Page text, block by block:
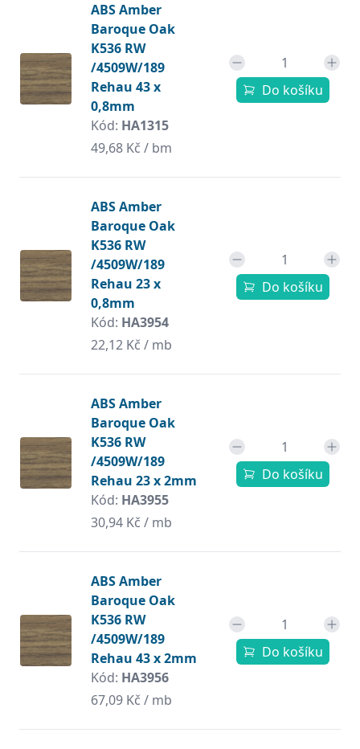
ABS Amber
Baroque Oak
K536 RW
/4509W/189
Rehau 43 x
0,8mm
Kód: HA1315
49,68 Kč / bm
Do košíku
ABS Amber
Baroque Oak
K536 RW
/4509W/189
Rehau 23 x
0,8mm
Kód: HA3954
22,12 Kč / mb
Do košíku
ABS Amber
Baroque Oak
K536 RW
/4509W/189
Rehau 23 x 2mm
Kód: HA3955
30,94 Kč / mb
Do košíku
ABS Amber
Baroque Oak
K536 RW
/4509W/189
Rehau 43 x 2mm
Kód: HA3956
67,09 Kč / mb
Do košíku